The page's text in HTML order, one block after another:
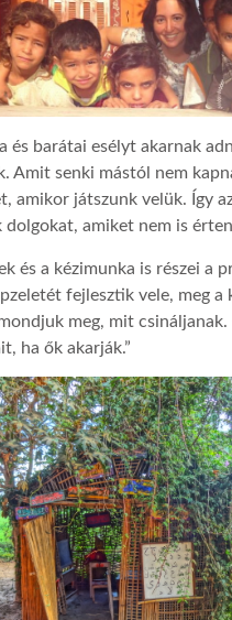
és barátai esélyt akarnak
Amit senki mástól nem
amikor játszunk velük. Így
dolgokat, amiket nem is
és a kézimunka is részei a
fejlesztik vele, meg a
meg, mit
ha ők akarják.”